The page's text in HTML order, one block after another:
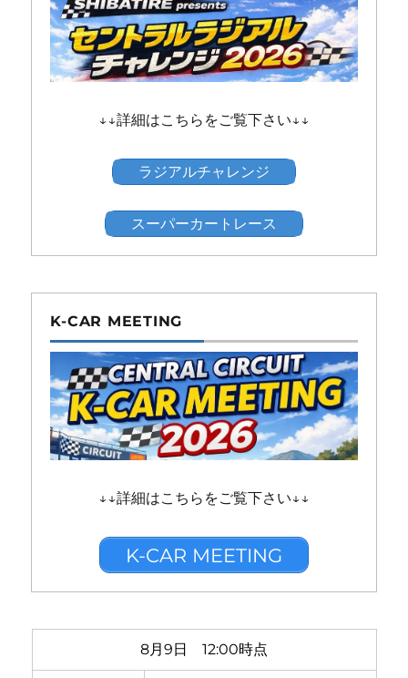
↓↓詳細はこちらをご覧下さい↓↓
ラジアルチャレンジ
スーパーカートレース
K-CAR MEETING
↓↓詳細はこちらをご覧下さい↓↓
K-CAR MEETING
8月9日 12:00時点